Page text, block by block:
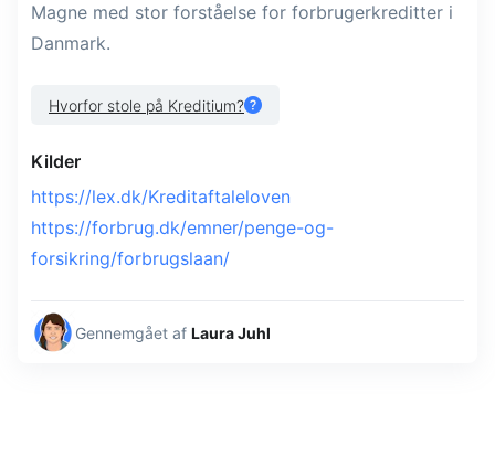
Magne med stor forståelse for forbrugerkreditter i
Danmark.
Hvorfor stole på Kreditium?
Kilder
https://lex.dk/Kreditaftaleloven
https://forbrug.dk/emner/penge-og-
forsikring/forbrugslaan/
Gennemgået af Laura Juhl